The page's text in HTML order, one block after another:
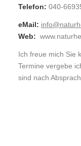
Telefon: 040-
eMail:
Web:
Ich freue mich Sie
Termine vergebe
sind nach